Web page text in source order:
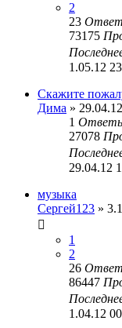
2
23
73175
1.05.12
Скажите
Дима »
1
27078
29.04.12
музыка
Сергей123 »
1
2
26
86447
1.04.12